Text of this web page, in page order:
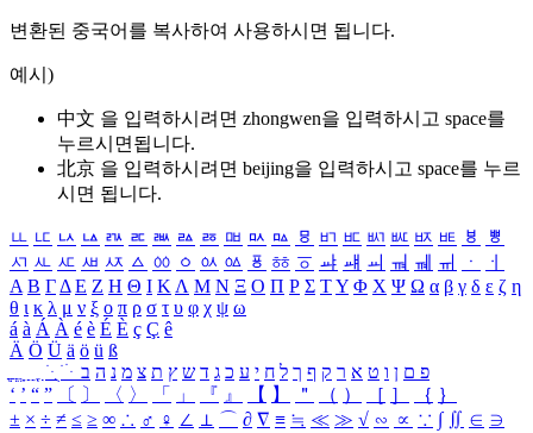
변환된 중국어를 복사하여 사용하시면 됩니다.
예시)
中文 을 입력하시려면 zhongwen을 입력하시고 space를
누르시면됩니다.
北京 을 입력하시려면 beijing을 입력하시고 space를 누르
시면 됩니다.
ㅥ ㅦ ㅧ ㅨ ㅩ ㅪ ㅫ ㅬ ㅭ ㅮ ㅯ ㅰ ㅱ ㅲ ㅳ ㅴ ㅵ ㅶ ㅷ ㅸ
ㅹ
ㅺ ㅻ ㅼ ㅽ ㅾ ㅿ ㆀ ㆁ ㆂ ㆃ ㆄ ㆅ ㆆ ㆇ ㆈ ㆉ ㆊ ㆋ ㆌ ㆍ
ㆎ
Α Β ΓΔ Ε Ζ Η Θ Ι ΚΛ Μ Ν Ξ Ο Π Ρ Σ ΤΥ Φ Χ Ψ Ω α β γ δ ε ζ η
θ ι κ λ μ ν ξ ο π ρ σ τ υ φ χ ψ ω
á à Á À é è É È ç Ç ê
Ä Ö Ü ä ö ü ß
ִֶֹ ֻּ ׁׂ פ ם ן ו ט א ר ק ף ך ל ח י ע כ ג ד ש ץ ת צ מ נ ה ב
‘ ’ “ ” 〔 〕 〈 〉 「 」 『 』 【 】 ＂ （ ） ［ ］ ｛ ｝
± × ÷ ≠ ≤ ≥ ∞ ∴ ♂ ♀ ∠ ⊥ ⌒ ∂ ∇ ≡ ≒ ≪ ≫ √ ∽ ∝ ∵ ∫ ∬ ∈ ∋